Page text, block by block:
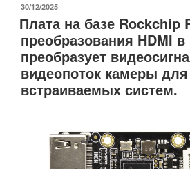
ОПУБЛИКОВАНО
30/12/2025
Плата на базе Rockchip
преобразования HDMI в
преобразует
видеопоток камеры для
встраиваемых систем.